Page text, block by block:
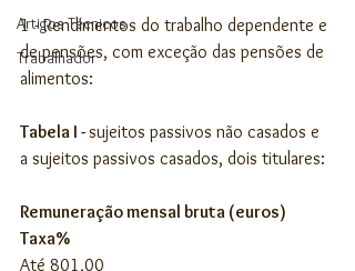
Artigos Técnicos
Trabalhador
1 - Rendimentos do trabalho dependente e
de pensões, com exceção das pensões de
alimentos:
Tabela I - sujeitos passivos não casados e
a sujeitos passivos casados, dois titulares:
Remuneração mensal bruta (euros)
Taxa%
Até 801,00